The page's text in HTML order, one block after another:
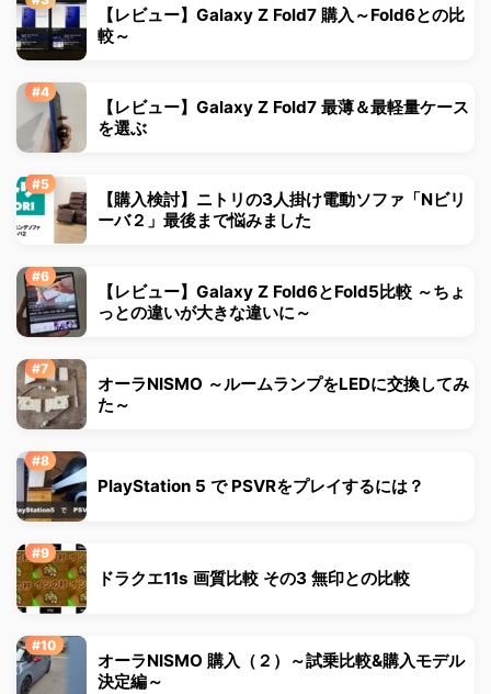
【レビュー】Galaxy Z Fold7 購入～Fold6との比
較～
【レビュー】Galaxy Z Fold7 最薄＆最軽量ケース
を選ぶ
【購入検討】ニトリの3人掛け電動ソファ「Nビリ
ーバ２」最後まで悩みました
【レビュー】Galaxy Z Fold6とFold5比較 ～ちょ
っとの違いが大きな違いに～
オーラNISMO ～ルームランプをLEDに交換してみ
た～
PlayStation 5 で PSVRをプレイするには？
ドラクエ11s 画質比較 その3 無印との比較
オーラNISMO 購入（２）～試乗比較&購入モデル
決定編～